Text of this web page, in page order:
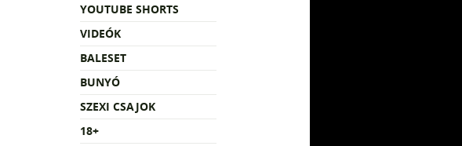
YOUTUBE SHORTS
VIDEÓK
BALESET
BUNYÓ
SZEXI CSAJOK
18+